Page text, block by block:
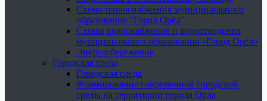
Схема теплоснабжения муниципального
образования "Город Орёл"
Схемы водоснабжения и водоотведения
муниципального образования «Город Орёл»
Энергосбережение
Городская среда
Городская среда
Формирование современной городской
среды на территории города Орла